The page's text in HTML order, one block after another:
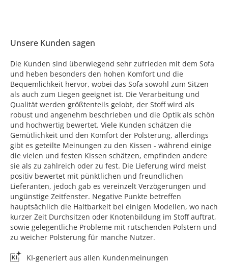
Unsere Kunden sagen
Die Kunden sind überwiegend sehr zufrieden mit dem Sofa
und heben besonders den hohen Komfort und die
Bequemlichkeit hervor, wobei das Sofa sowohl zum Sitzen
als auch zum Liegen geeignet ist. Die Verarbeitung und
Qualität werden größtenteils gelobt, der Stoff wird als
robust und angenehm beschrieben und die Optik als schön
und hochwertig bewertet. Viele Kunden schätzen die
Gemütlichkeit und den Komfort der Polsterung, allerdings
gibt es geteilte Meinungen zu den Kissen - während einige
die vielen und festen Kissen schätzen, empfinden andere
sie als zu zahlreich oder zu fest. Die Lieferung wird meist
positiv bewertet mit pünktlichen und freundlichen
Lieferanten, jedoch gab es vereinzelt Verzögerungen und
ungünstige Zeitfenster. Negative Punkte betreffen
hauptsächlich die Haltbarkeit bei einigen Modellen, wo nach
kurzer Zeit Durchsitzen oder Knotenbildung im Stoff auftrat,
sowie gelegentliche Probleme mit rutschenden Polstern und
zu weicher Polsterung für manche Nutzer.
KI-generiert aus allen Kundenmeinungen